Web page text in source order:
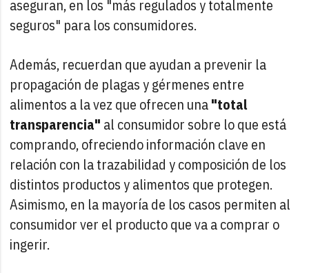
aseguran, en los "más regulados y totalmente
seguros" para los consumidores.
Además, recuerdan que ayudan a prevenir la
propagación de plagas y gérmenes entre
alimentos a la vez que ofrecen una"total
transparencia" al consumidor sobre lo que está
comprando, ofreciendo información clave en
relación con la trazabilidad y composición de los
distintos productos y alimentos que protegen.
Asimismo, en la mayoría de los casos permiten al
consumidor ver el producto que va a comprar o
ingerir.